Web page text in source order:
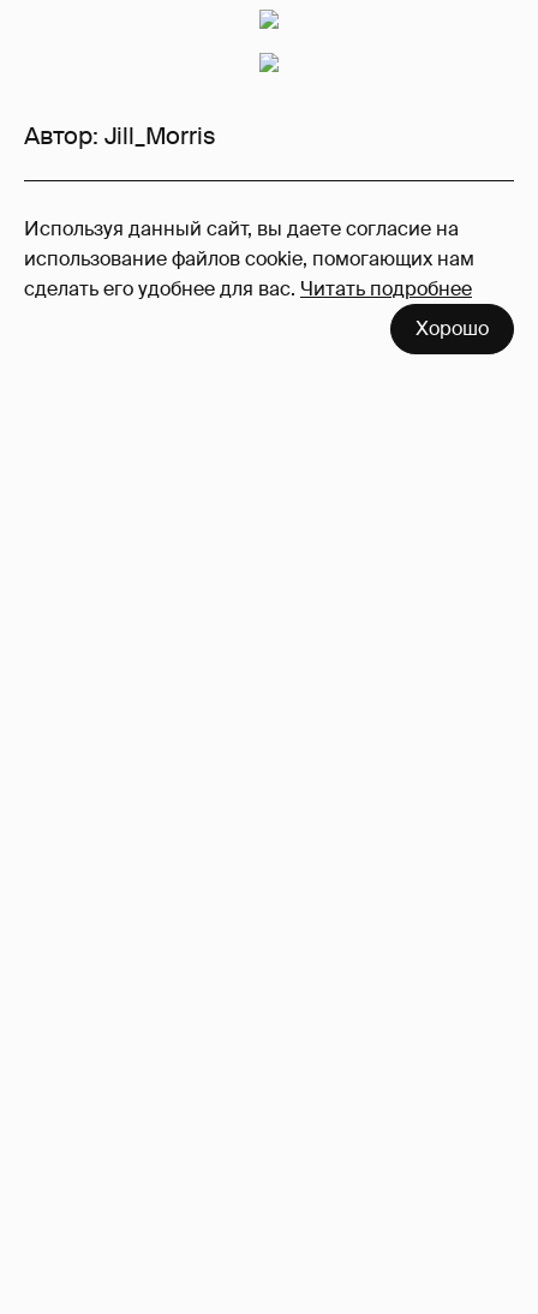
Используя данный сайт, вы даете согласие на
использование файлов cookie, помогающих нам
сделать его удобнее для вас. Читать подробнее
Хорошо
Автор: Jill_Morris
9
Войдите в аккаунт, чтобы читать и
оставлять комментарии